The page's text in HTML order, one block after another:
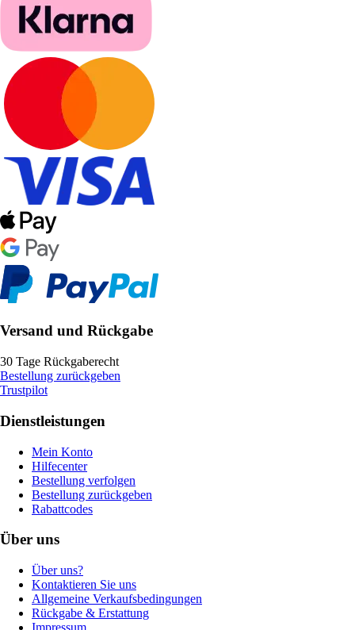
Versand und Rückgabe
30 Tage Rückgaberecht
Bestellung zurückgeben
Trustpilot
Dienstleistungen
Mein Konto
Hilfecenter
Bestellung verfolgen
Bestellung zurückgeben
Rabattcodes
Über uns
Über uns?
Kontaktieren Sie uns
Allgemeine Verkaufsbedingungen
Rückgabe & Erstattung
Impressum